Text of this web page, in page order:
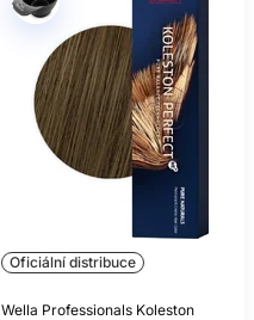
Oficiální distribuce
Wella Professionals Koleston